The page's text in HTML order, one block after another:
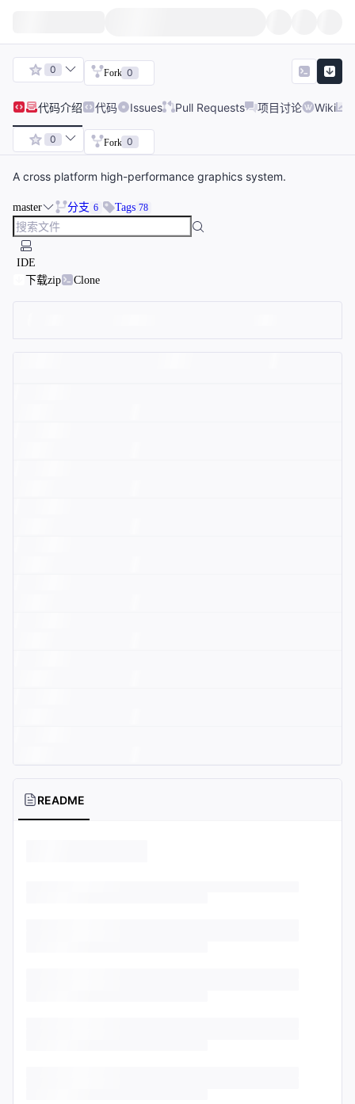
0 Fork 0
代码介绍 代码 Issues Pull Requests 项目讨论 Wiki
0 Fork 0
A cross platform high-performance graphics system.
master 分支 6 Tags 78
IDE
下载zip
Clone
README